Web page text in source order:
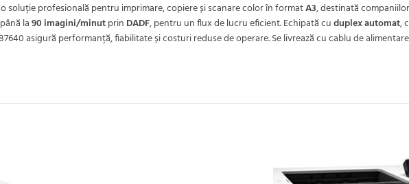
soluție profesională pentru imprimare, copiere și scanare color în formatA3, destinată
la90 imagini/minutprin DADF, pentru un flux de lucru eficient. Echipată cuduplex automat,
asigură performanță, fiabilitate și costuri reduse de operare. Se livrează cu cablu de